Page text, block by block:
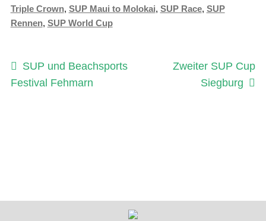
Triple Crown, SUP Maui to Molokai, SUP Race, SUP
Rennen, SUP World Cup
Beitragsnavigation
Vorheriger
Beitrag:
SUP und Beachsports
Festival Fehmarn
Nächster
Beitrag:
Zweiter SUP Cup
Siegburg